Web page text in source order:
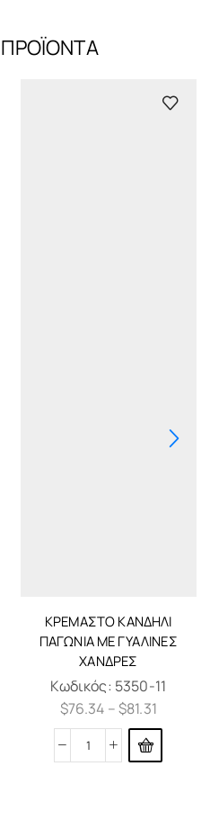
ΚΡΕΜΑΣΤΌ ΚΑΝΔΉΛΙ
ΠΑΓΏΝΙΑ ΜΕ ΓΎΑΛΙΝΕΣ
ΧΆΝΔΡΕΣ
Κωδικός: 5350-11
$76.34 –$81.31